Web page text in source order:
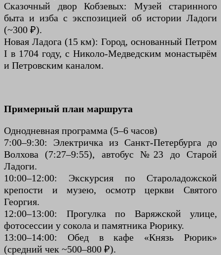
Сказочный двор Кобзевых: Музей старинного
быта и изба с экспозицией об истории Ладоги
(~300 ₽).
Новая Ладога (15 км): Город, основанный Петром
I в 1704 году, с Николо-Медведским монастырём
и Петровским каналом.
Примерный план маршрута
Однодневная программа (5–6 часов)
7:00–9:30: Электричка из Санкт-Петербурга до
Волхова (7:27–9:55), автобус №23 до Старой
Ладоги.
10:00–12:00: Экскурсия по Староладожской
крепости и музею, осмотр церкви Святого
Георгия.
12:00–13:00: Прогулка по Варяжской улице,
фотосессии у сокола и памятника Рюрику.
13:00–14:00: Обед в кафе «Князь Рюрик»
(средний чек ~500–800 ₽).